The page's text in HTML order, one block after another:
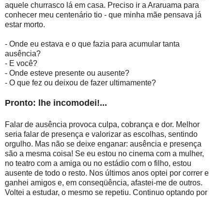
aquele churrasco lá em casa. Preciso ir a Araruama para
conhecer meu centenário tio - que minha mãe pensava já
estar morto.
- Onde eu estava e o que fazia para acumular tanta
ausência?
- E você?
- Onde esteve presente ou ausente?
- O que fez ou deixou de fazer ultimamente?
Pronto: lhe incomodei!...
Falar de ausência provoca culpa, cobrança e dor. Melhor
seria falar de presença e valorizar as escolhas, sentindo
orgulho. Mas não se deixe enganar: ausência e presença
são a mesma coisa! Se eu estou no cinema com a mulher,
no teatro com a amiga ou no estádio com o filho, estou
ausente de todo o resto. Nos últimos anos optei por correr e
ganhei amigos e, em conseqüência, afastei-me de outros.
Voltei a estudar, o mesmo se repetiu. Continuo optando por